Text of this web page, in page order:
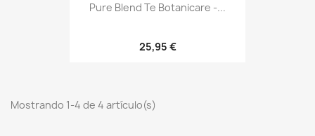
Pure Blend Te Botanicare -...
25,95 €
Mostrando 1-4 de 4 artículo(s)